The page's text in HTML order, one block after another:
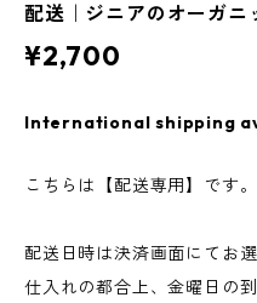
配送｜ジニアのオーガニ
¥2,700
International shipping
こちらは【配送専用】です。
配送日時は決済画面にてお選
仕入れの都合上、金曜日の